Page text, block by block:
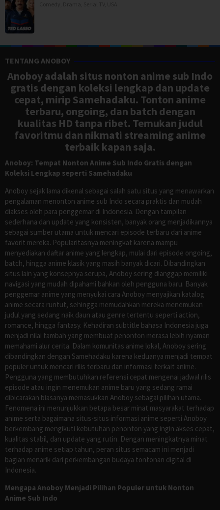
TENTANG ANOBOY
Anoboy adalah situs nonton anime sub Indo
gratis dengan koleksi lengkap dan update
cepat, mirip Samehadaku. Tonton anime
terbaru, ongoing, dan batch dengan
kualitas HD tanpa ribet. Temukan judul
favoritmu dan nikmati streaming anime
terbaik kapan saja.
Anoboy: Tempat Nonton Anime Sub Indo Gratis dengan
Koleksi Lengkap seperti Samehadaku
Anoboy sejak lama dikenal sebagai salah satu situs yang menawarkan
pengalaman menonton anime sub Indo secara praktis dan mudah
diakses oleh para penggemar di Indonesia. Dengan tampilan
sederhana dan update yang konsisten, banyak orang menjadikannya
sebagai sumber utama untuk mencari episode terbaru dari anime
favorit mereka. Popularitasnya meningkat karena mampu
menyediakan daftar anime yang lengkap, mulai dari episode ongoing,
batch, hingga anime klasik yang masih banyak dicari. Dibandingkan
situs lain yang konsepnya serupa, Anoboy sering dianggap memiliki
navigasi yang mudah dipahami bahkan oleh pengguna baru. Banyak
penggemar anime yang menyukai cara Anoboy menyajikan katalog
anime secara runtut, sehingga memudahkan mereka menemukan
judul yang sedang naik daun atau genre tertentu seperti action,
romance, hingga fantasy. Kehadiran subtitle bahasa Indonesia juga
menjadi nilai tambah yang membuat penonton merasa lebih nyaman
memahami alur cerita. Dalam komunitas anime lokal, Anoboy sering
dibandingkan dengan Samehadaku karena keduanya menjadi tempat
populer untuk mencari rilis terbaru dan informasi terkait anime.
Pengguna yang membutuhkan referensi cepat mengenai jadwal rilis
episode atau ingin menemukan anime baru yang sedang ramai
dibicarakan biasanya memasukkan Anoboy sebagai pilihan utama.
Fenomena ini menunjukkan betapa besar minat masyarakat terhadap
anime serta bagaimana situs-situs informasi anime seperti Anoboy
berkembang mengikuti kebutuhan penonton yang ingin akses cepat,
kualitas stabil, dan update yang rutin. Dengan meningkatnya minat
terhadap anime setiap tahun, peran situs semacam ini menjadi
bagian menarik dari perkembangan budaya tontonan digital di
Indonesia.
Mengapa Anoboy Menjadi Pilihan Populer untuk Nonton
Anime Sub Indo